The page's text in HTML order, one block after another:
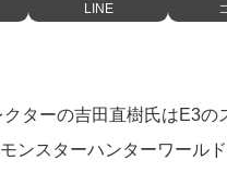
LINE
ターの吉田直樹氏はE3の
ンスターハンターワール